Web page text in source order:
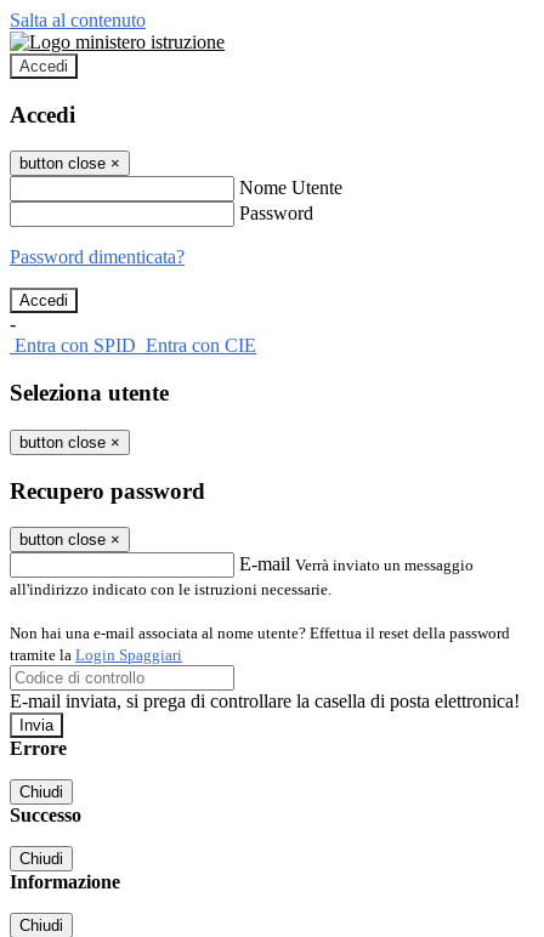
Salta al contenuto
Accedi
Accedi
button close ×
Nome Utente
Password
Password dimenticata?
-
Entra con SPID Entra con CIE
Seleziona utente
button close ×
Recupero password
button close ×
E-mail Verrà inviato un messaggio
all'indirizzo indicato con le istruzioni necessarie.
Non hai una e-mail associata al nome utente? Effettua il reset della password
tramite la Login Spaggiari
E-mail inviata, si prega di controllare la casella di posta elettronica!
Errore
Chiudi
Successo
Chiudi
Informazione
Chiudi